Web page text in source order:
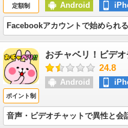
定額制 Android
Facebookアカウントで始められ
ポイント制
おチャベリ！ビデ
24.8
Android
音声・ビデオチャットで異性と会